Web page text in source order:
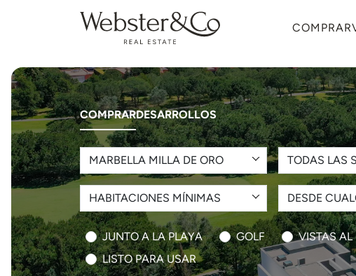
COMPRAR
COMPRARDESARROLLOS
MARBELLA MILLA DE ORO TODAS LAS
HABITACIONES MÍNIMAS DESDE
JUNTO A LA PLAYA GOLF VISTAS AL
LISTO PARA USAR